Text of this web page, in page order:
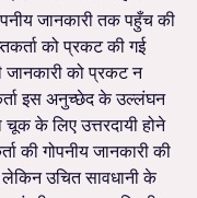
जानकारी तक पहुँच की
को प्रकट की गई
जानकारी को प्रकट न
इस अनुच्छेद के उल्लंघन
चूक के लिए उत्तरदायी होने
की गोपनीय जानकारी की
लेकिन उचित सावधानी के